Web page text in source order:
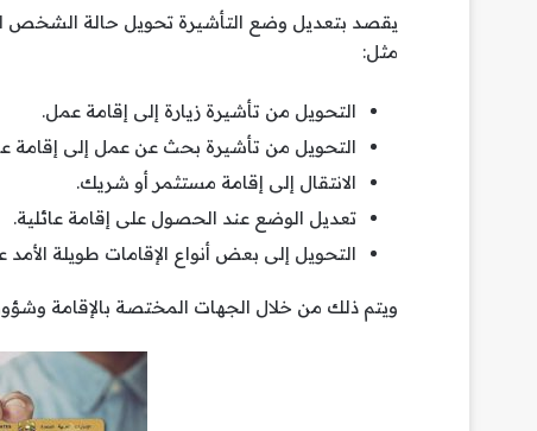
يقصد بتعديل وضع التأشيرة تحويل حالة الشخص
مثل:
التحويل من تأشيرة زيارة إلى إقامة عمل.
التحويل من تأشيرة بحث عن عمل إلى إقامة
الانتقال إلى إقامة مستثمر أو شريك.
تعديل الوضع عند الحصول على إقامة عائلية.
التحويل إلى بعض أنواع الإقامات طويلة
ويتم ذلك من خلال الجهات المختصة بالإقامة